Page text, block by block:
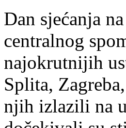
Dan sjećanja
centralnog
najokrutnijih
Splita,
njih izlazili na